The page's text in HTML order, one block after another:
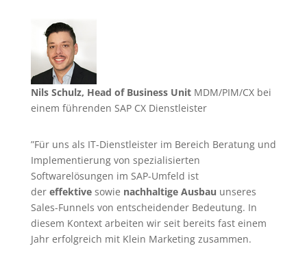
Nils Schulz, Head of Business UnitMDM/PIM/CX bei
einem führenden SAP CX Dienstleister
”Für uns als IT-Dienstleister im Bereich Beratung und
Implementierung von spezialisierten
Softwarelösungen im SAP-Umfeld ist
der effektive sowie nachhaltige Ausbau unseres
Sales-Funnels von entscheidender Bedeutung. In
diesem Kontext arbeiten wir seit bereits fast einem
Jahr erfolgreich mit Klein Marketing zusammen.